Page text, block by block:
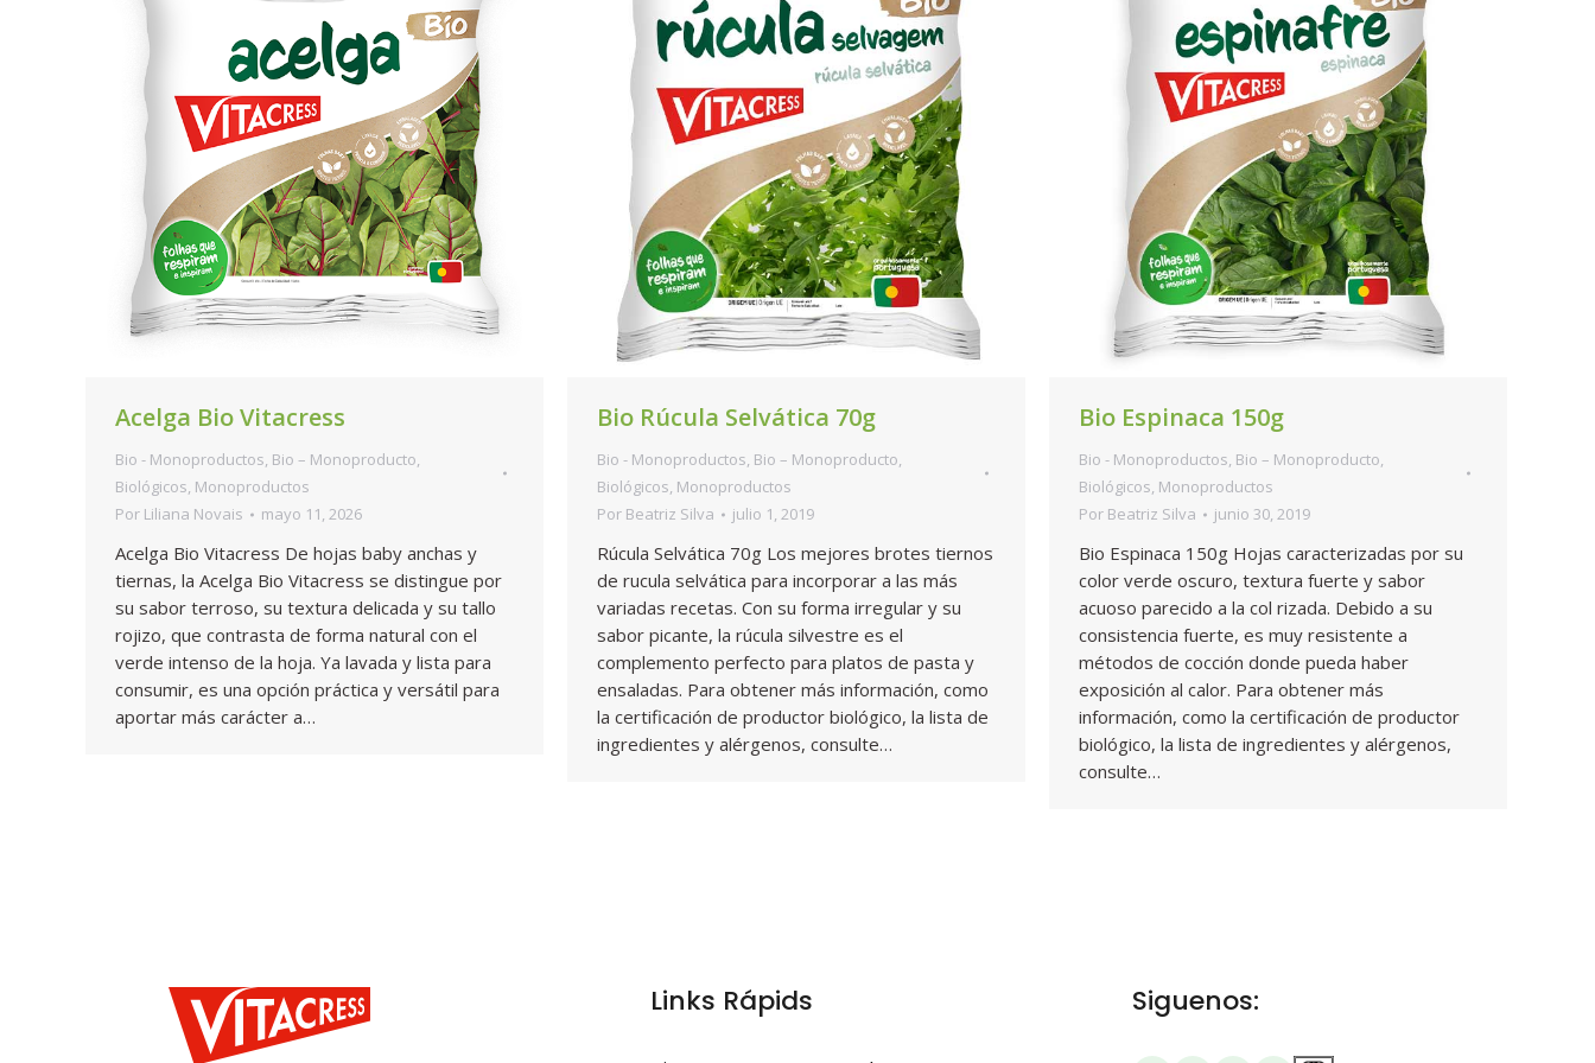
Acelga Bio Vitacress
Bio - Monoproductos, Bio – Monoproducto,
Biológicos, Monoproductos
Por Liliana Novais mayo 11, 2026
Acelga Bio Vitacress De hojas baby anchas y
tiernas, la Acelga Bio Vitacress se distingue por
su sabor terroso, su textura delicada y su tallo
rojizo, que contrasta de forma natural con el
verde intenso de la hoja. Ya lavada y lista para
consumir, es una opción práctica y versátil para
aportar más carácter a…
Bio Rúcula Selvática 70g
Bio - Monoproductos, Bio – Monoproducto,
Biológicos, Monoproductos
Por Beatriz Silva julio 1, 2019
Rúcula Selvática 70g Los mejores brotes tiernos
de rucula selvática para incorporar a las más
variadas recetas. Con su forma irregular y su
sabor picante, la rúcula silvestre es el
complemento perfecto para platos de pasta y
ensaladas. Para obtener más información, como
la certificación de productor biológico, la lista de
ingredientes y alérgenos, consulte…
Bio Espinaca 150g
Bio - Monoproductos, Bio – Monoproducto,
Biológicos, Monoproductos
Por Beatriz Silva junio 30, 2019
Bio Espinaca 150g Hojas caracterizadas por su
color verde oscuro, textura fuerte y sabor
acuoso parecido a la col rizada. Debido a su
consistencia fuerte, es muy resistente a
métodos de cocción donde pueda haber
exposición al calor. Para obtener más
información, como la certificación de productor
biológico, la lista de ingredientes y alérgenos,
consulte…
Links Rápids Siguenos: